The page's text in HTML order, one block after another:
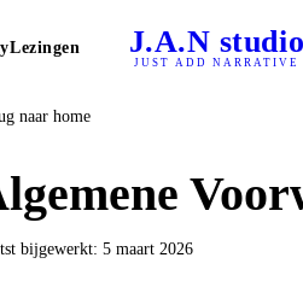
Lezingen J.A.N studio
JUST ADD NARRATIVE
naar home
bijgewerkt: 5 maart 2026